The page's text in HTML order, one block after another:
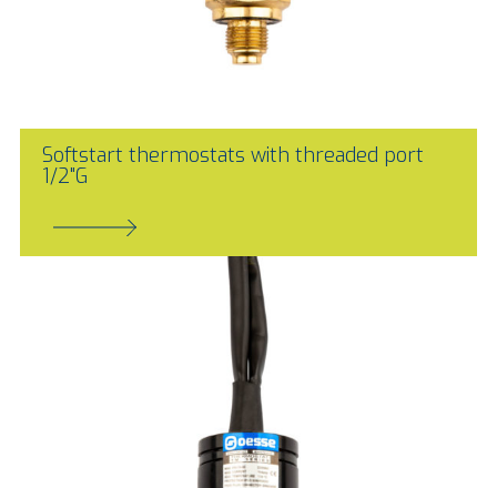
Softstart thermostats with threaded port
1/2"G